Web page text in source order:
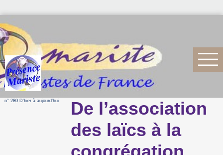
n° 280 D’hier à aujourd’hui
De l’association
des laïcs à la